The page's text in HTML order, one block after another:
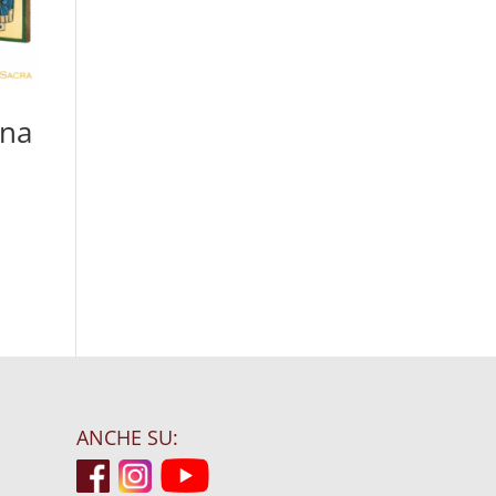
ANCHE SU: